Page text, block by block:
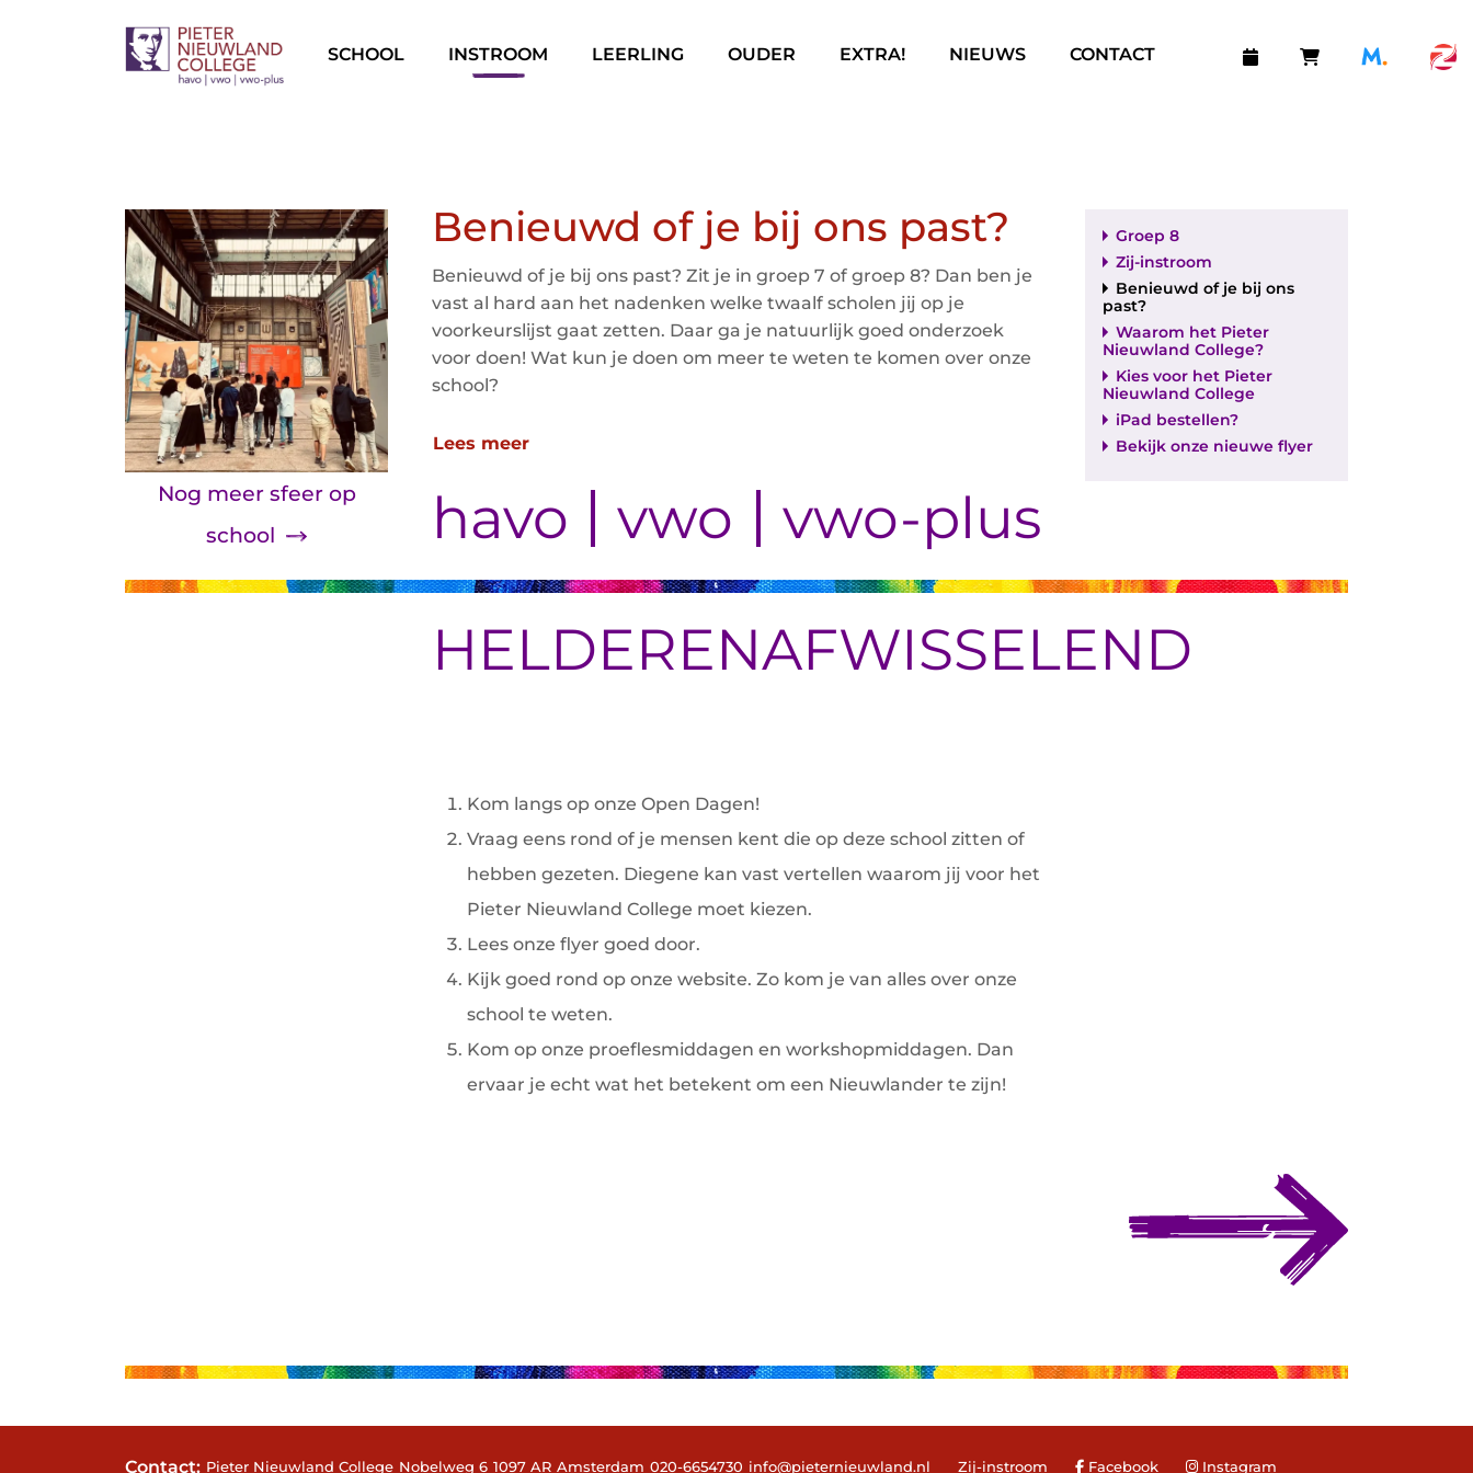
SCHOOL
INSTROOM LEERLING OUDER EXTRA! NIEUWS CONTACT
Nog meer sfeer op
school
Benieuwd of je bij ons past?
Benieuwd of je bij ons past? Zit je in groep 7 of groep 8? Dan ben je
vast al hard aan het nadenken welke twaalf scholen jij op je
voorkeurslijst gaat zetten. Daar ga je natuurlijk goed onderzoek
voor doen! Wat kun je doen om meer te weten te komen over onze
school?
Lees meer
havo vwo vwo-plus
Groep 8
Zij-instroom
Benieuwd of je bij ons
past?
Waarom het Pieter
Nieuwland College?
Kies voor het Pieter
Nieuwland College
iPad bestellen?
Bekijk onze nieuwe flyer
HELDERENAFWISSELEND
Kom langs op onze Open Dagen!
Vraag eens rond of je mensen kent die op deze school zitten of
hebben gezeten. Diegene kan vast vertellen waarom jij voor het
Pieter Nieuwland College moet kiezen.
Lees onze flyer goed door.
Kijk goed rond op onze website. Zo kom je van alles over onze
school te weten.
Kom op onze proeflesmiddagen en workshopmiddagen. Dan
ervaar je echt wat het betekent om een Nieuwlander te zijn!
Contact: Pieter Nieuwland College Nobelweg 6 1097 AR Amsterdam 020-6654730 info@pieternieuwland.nl Zij-instroom Facebook Instagram